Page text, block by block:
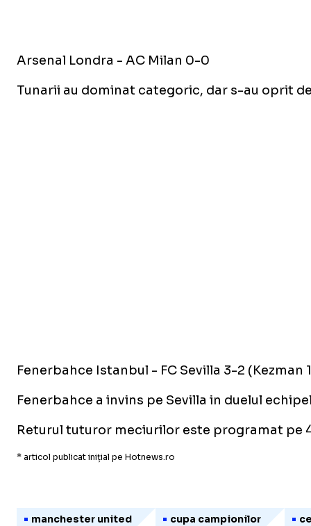
Arsenal Londra - AC Milan 0-0
Tunarii au dominat categoric, dar s-au oprit
Fenerbahce Istanbul - FC Sevilla 3-2 (Kezman
Fenerbahce a invins pe Sevilla in duelul
Returul tuturor meciurilor este programat pe
* articol publicat inițial pe Hotnews.ro
manchester united cupa campionilor